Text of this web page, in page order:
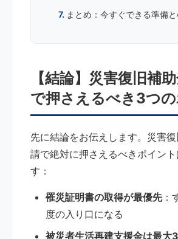
まとめ：今すぐできる準備と
【結論】災害復旧補
で押さえるべき3つ
先に結論をお伝えします。災害
請で絶対に押さえるべきポイン
す：
罹災証明書の取得が最優先：
度の入り口になる
被災者生活再建支援金は最大